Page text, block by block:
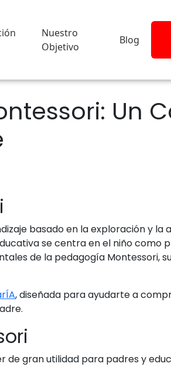
Nuestro
Objetivo
Blog
Un
basado en la exploración y la
se centra en el niño como
de la pedagogía Montessori,
, diseñada para ayudarte a
de gran utilidad para padres y